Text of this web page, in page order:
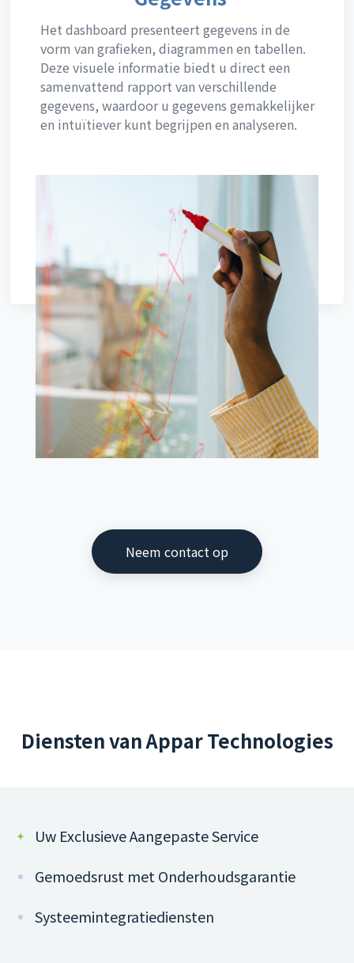
Het dashboard presenteert gegevens in de
vorm van grafieken, diagrammen en tabellen.
Deze visuele informatie biedt u direct een
samenvattend rapport van verschillende
gegevens, waardoor u gegevens gemakkelijker
en intuïtiever kunt begrijpen en analyseren.
Neem contact op
Diensten van Appar Technologies
Uw Exclusieve Aangepaste Service
Gemoedsrust met Onderhoudsgarantie
Systeemintegratiediensten